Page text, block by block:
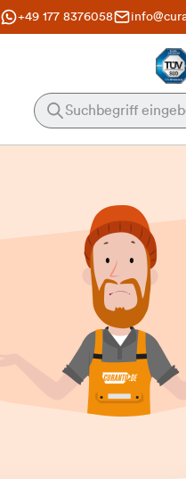
+49 177 8376058